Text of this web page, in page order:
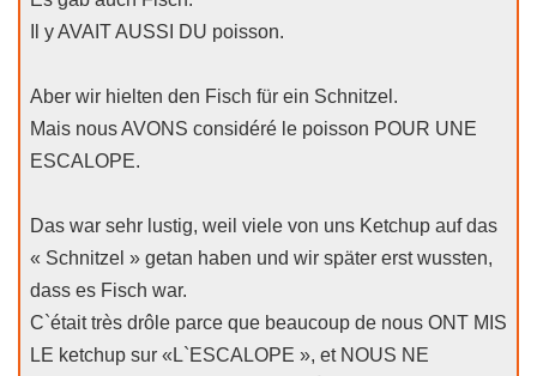
Il y AVAIT AUSSI DU poisson.
Aber wir hielten den Fisch für ein Schnitzel.
Mais nous AVONS considéré le poisson POUR UNE
ESCALOPE.
Das war sehr lustig, weil viele von uns Ketchup auf das
« Schnitzel » getan haben und wir später erst wussten,
dass es Fisch war.
C`était très drôle parce que beaucoup de nous ONT MIS
LE ketchup sur «L`ESCALOPE », et NOUS NE